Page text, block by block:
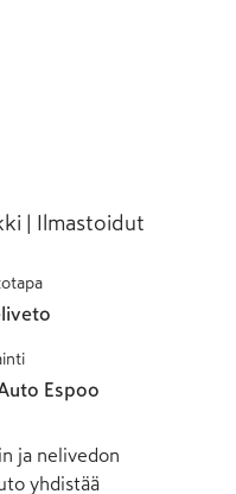
| Ilmastoidut
Espoo
ja nelivedon
yhdistää